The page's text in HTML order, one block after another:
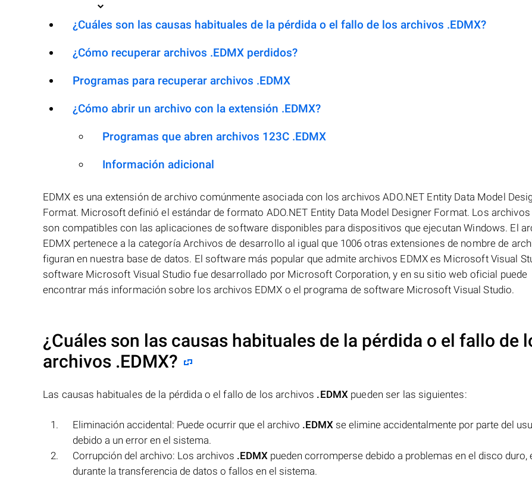
¿Cuáles son las causas habituales de la pérdida o el fallo de los archivos .EDMX?
¿Cómo recuperar archivos .EDMX perdidos?
Programas para recuperar archivos .EDMX
¿Cómo abrir un archivo con la extensión .EDMX?
Programas que abren archivos 123C .EDMX
Información adicional
EDMX es una extensión de archivo comúnmente asociada con los archivos ADO.NET Entity Data Model
Format. Microsoft definió el estándar de formato ADO.NET Entity Data Model Designer Format. Los archivos
son compatibles con las aplicaciones de software disponibles para dispositivos que ejecutan Windows. El
EDMX pertenece a la categoría Archivos de desarrollo al igual que 1006 otras extensiones de nombre de
figuran en nuestra base de datos. El software más popular que admite archivos EDMX es Microsoft Visual
software Microsoft Visual Studio fue desarrollado por Microsoft Corporation, y en su sitio web oficial puede
encontrar más información sobre los archivos EDMX o el programa de software Microsoft Visual Studio.
¿Cuáles son las causas habituales de la pérdida o el fallo de
archivos .EDMX?
Las causas habituales de la pérdida o el fallo de los archivos .EDMX pueden ser las siguientes:
Eliminación accidental: Puede ocurrir que el archivo .EDMX se elimine accidentalmente por parte del
debido a un error en el sistema.
Corrupción del archivo: Los archivos .EDMX pueden corromperse debido a problemas en el disco duro,
durante la transferencia de datos o fallos en el sistema.